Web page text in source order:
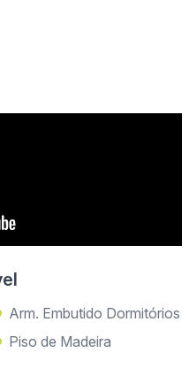
Arm. Embutido Dormitórios
Piso de Madeira